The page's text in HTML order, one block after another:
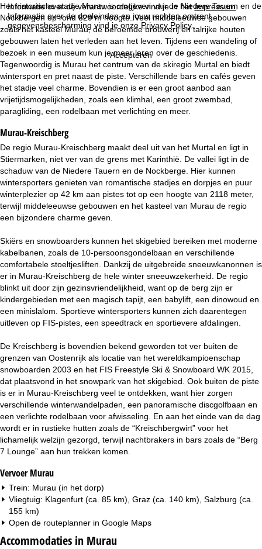
Informatie over de verantwoordelijke vind je in hetImpressum.
Informatie over de doeleinden en jouw rechten omtrent
gegevensbescherming vind je onze Privacy Policy.
Accepteren
t
g
i
n
a
Het historische stadje Murau is omgeven van de Niedere Tauern en de
Nockbergen op rond 829 m hoogte. Veel middeleeuwse gebouwen
zoals het kasteel Murau, de beroemde brouwerij en talrijke houten
gebouwen laten het verleden aan het leven. Tijdens een wandeling of
bezoek in een museum kun je meer leren over de geschiedenis.
Tegenwoordig is Murau het centrum van de skiregio Murtal en biedt
wintersport en pret naast de piste. Verschillende bars en cafés geven
het stadje veel charme. Bovendien is er een groot aanbod aan
vrijetijdsmogelijkheden, zoals een klimhal, een groot zwembad,
paragliding, een rodelbaan met verlichting en meer.
Murau-Kreischberg
De regio Murau-Kreischberg maakt deel uit van het Murtal en ligt in
Stiermarken, niet ver van de grens met Karinthië. De vallei ligt in de
schaduw van de Niedere Tauern en de Nockberge. Hier kunnen
wintersporters genieten van romantische stadjes en dorpjes en puur
winterplezier op 42 km aan pistes tot op een hoogte van 2118 meter,
terwijl middeleeuwse gebouwen en het kasteel van Murau de regio
een bijzondere charme geven.
Skiërs en snowboarders kunnen het skigebied bereiken met moderne
kabelbanen, zoals de 10-persoonsgondelbaan en verschillende
comfortabele stoeltjesliften. Dankzij de uitgebreide sneeuwkanonnen is
er in Murau-Kreischberg de hele winter sneeuwzekerheid. De regio
blinkt uit door zijn gezinsvriendelijkheid, want op de berg zijn er
kindergebieden met een magisch tapijt, een babylift, een dinowoud en
een minislalom. Sportieve wintersporters kunnen zich daarentegen
uitleven op FIS-pistes, een speedtrack en sportievere afdalingen.
De Kreischberg is bovendien bekend geworden tot ver buiten de
grenzen van Oostenrijk als locatie van het wereldkampioenschap
snowboarden 2003 en het FIS Freestyle Ski & Snowboard WK 2015,
dat plaatsvond in het snowpark van het skigebied. Ook buiten de piste
is er in Murau-Kreischberg veel te ontdekken, want hier zorgen
verschillende winterwandelpaden, een panoramische discgolfbaan en
een verlichte rodelbaan voor afwisseling. En aan het einde van de dag
wordt er in rustieke hutten zoals de “Kreischbergwirt” voor het
lichamelijk welzijn gezorgd, terwijl nachtbrakers in bars zoals de “Berg
7 Lounge” aan hun trekken komen.
Vervoer Murau
Trein: Murau (in het dorp)
Vliegtuig: Klagenfurt (ca. 85 km), Graz (ca. 140 km), Salzburg (ca.
155 km)
Open de routeplanner in Google Maps
Accommodaties in Murau